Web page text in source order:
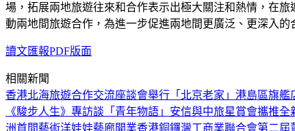
場，拓展兩地旅遊往來和合作表示出極大關注和熱情，在
動兩地間旅遊合作，為進一步促進兩地間更廣泛、更深入的
讀文匯報PDF版面
相關新聞
香港北海旅遊合作交流座談會舉行 「北京老家」港島區旗艦
《駿步人生》專訪談「青年物語」 安信與中旅星賞會攜推全
洲首間藝術洋娃娃藝廊開業香港銅鑼灣工商業聯合會第二屆